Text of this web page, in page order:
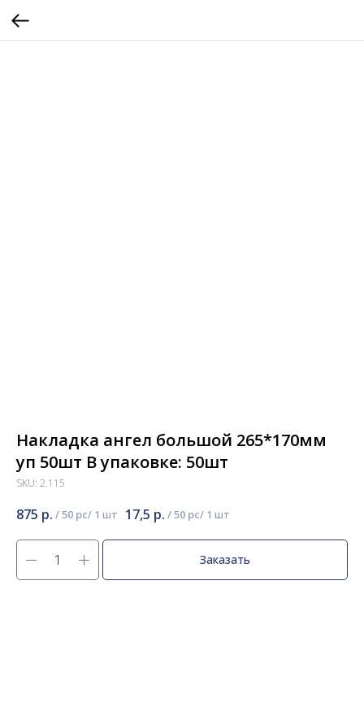
Накладка ангел большой 265*170мм
уп 50шт В упаковке: 50шт
SKU: 2.115
875 р. /50 pc 17,5 р. /50 pc
Заказать